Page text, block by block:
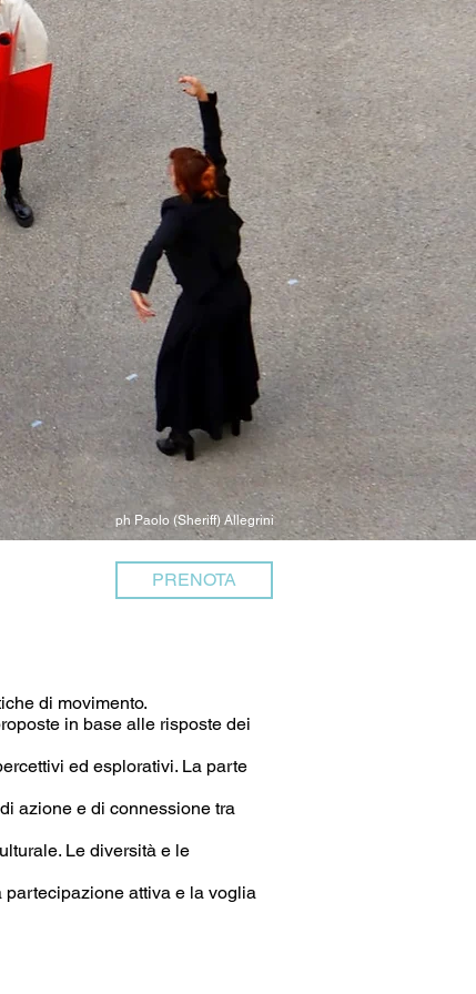
ph Paolo (Sheriff) Allegrini
PRENOTA
di movimento.
in base alle risposte dei
ed esplorativi. La parte
azione e di connessione tra
Le diversità e le
attiva e la voglia